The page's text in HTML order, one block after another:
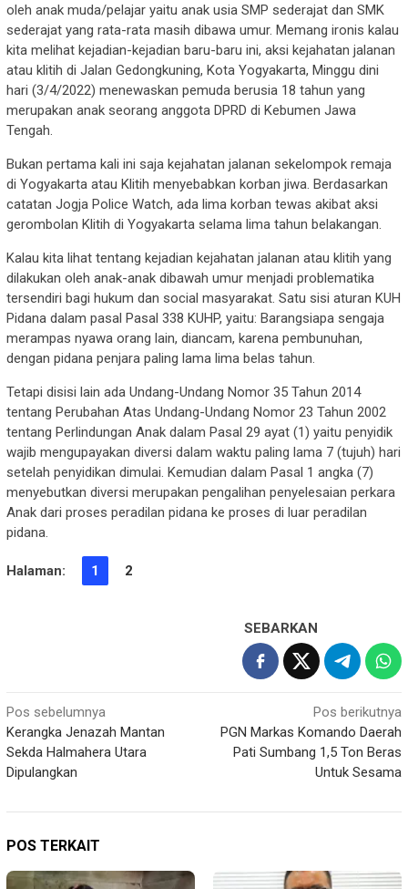
oleh anak muda/pelajar yaitu anak usia SMP sederajat dan SMK
sederajat yang rata-rata masih dibawa umur. Memang ironis kalau
kita melihat kejadian-kejadian baru-baru ini, aksi kejahatan jalanan
atau klitih di Jalan Gedongkuning, Kota Yogyakarta, Minggu dini
hari (3/4/2022) menewaskan pemuda berusia 18 tahun yang
merupakan anak seorang anggota DPRD di Kebumen Jawa
Tengah.
Bukan pertama kali ini saja kejahatan jalanan sekelompok remaja
di Yogyakarta atau Klitih menyebabkan korban jiwa. Berdasarkan
catatan Jogja Police Watch, ada lima korban tewas akibat aksi
gerombolan Klitih di Yogyakarta selama lima tahun belakangan.
Kalau kita lihat tentang kejadian kejahatan jalanan atau klitih yang
dilakukan oleh anak-anak dibawah umur menjadi problematika
tersendiri bagi hukum dan social masyarakat. Satu sisi aturan KUH
Pidana dalam pasal Pasal 338 KUHP, yaitu: Barangsiapa sengaja
merampas nyawa orang lain, diancam, karena pembunuhan,
dengan pidana penjara paling lama lima belas tahun.
Tetapi disisi lain ada Undang-Undang Nomor 35 Tahun 2014
tentang Perubahan Atas Undang-Undang Nomor 23 Tahun 2002
tentang Perlindungan Anak dalam Pasal 29 ayat (1) yaitu penyidik
wajib mengupayakan diversi dalam waktu paling lama 7 (tujuh) hari
setelah penyidikan dimulai. Kemudian dalam Pasal 1 angka (7)
menyebutkan diversi merupakan pengalihan penyelesaian perkara
Anak dari proses peradilan pidana ke proses di luar peradilan
pidana.
Halaman: 1 2
SEBARKAN
Navigasi
pos
Pos sebelumnya
Kerangka Jenazah Mantan
Sekda Halmahera Utara
Dipulangkan
Pos berikutnya
PGN Markas Komando Daerah
Pati Sumbang 1,5 Ton Beras
Untuk Sesama
POS TERKAIT